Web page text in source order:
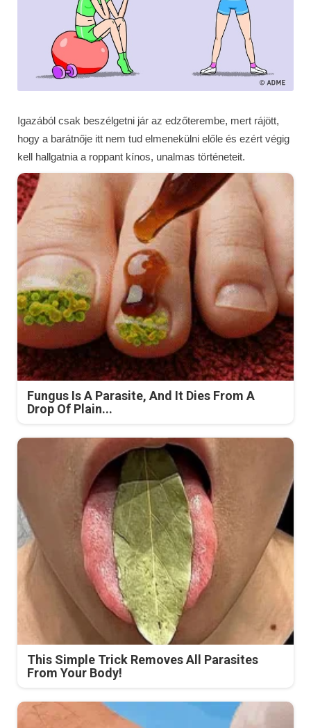
Igazából csak beszélgetni jár az edzőterembe, mert rájött,
hogy a barátnője itt nem tud elmenekülni előle és ezért végig
kell hallgatnia a roppant kínos, unalmas történeteit.
Fungus Is A Parasite, And It Dies From A
Drop Of Plain...
This Simple Trick Removes All Parasites
From Your Body!